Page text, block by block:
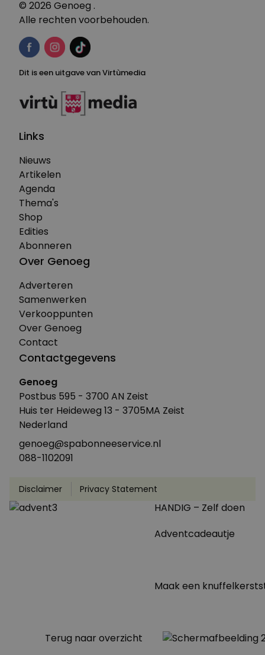
© 2026 Genoeg .
Alle rechten voorbehouden.
Dit is een uitgave van Virtùmedia
Links
Nieuws
Artikelen
Agenda
Thema's
Shop
Edities
Abonneren
Over Genoeg
Adverteren
Samenwerken
Verkooppunten
Over Genoeg
Contact
Contactgegevens
Genoeg
Postbus 595 - 3700 AN Zeist
Huis ter Heideweg 13 - 3705MA Zeist
Nederland
genoeg@spabonneeservice.nl
088-1102091
Disclaimer Privacy Statement
HANDIG – Zelf doen
Adventcadeautje
Maak een
Terug naar overzicht